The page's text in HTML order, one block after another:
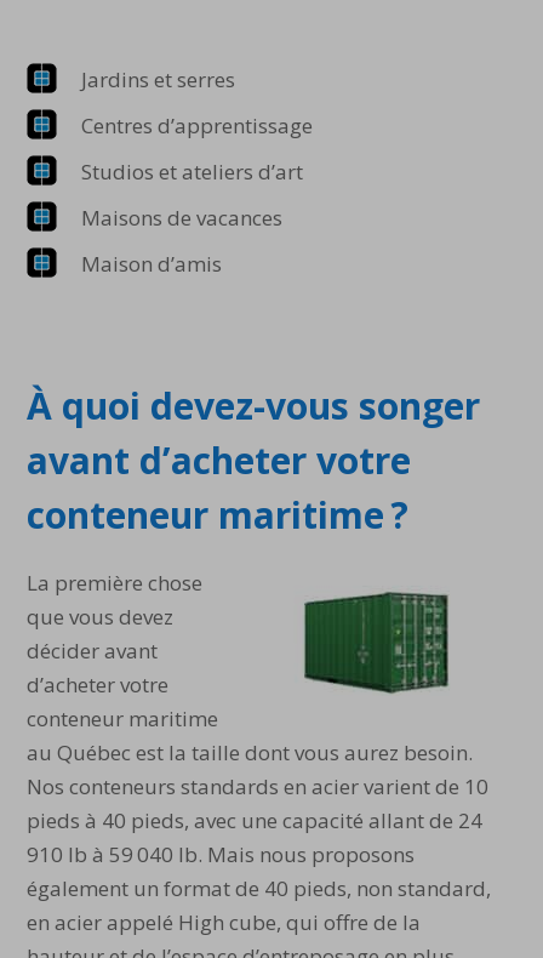
Jardins et serres
Centres d’apprentissage
Studios et ateliers d’art
Maisons de vacances
Maison d’amis
À quoi devez-vous songer
avant d’acheter votre
conteneur maritime ?
La première chose
que vous devez
décider avant
d’acheter votre
conteneur maritime
au Québec est la taille dont vous aurez besoin.
Nos conteneurs standards en acier varient de 10
pieds à 40 pieds, avec une capacité allant de 24
910 lb à 59 040 lb. Mais nous proposons
également un format de 40 pieds, non standard,
en acier appelé High cube, qui offre de la